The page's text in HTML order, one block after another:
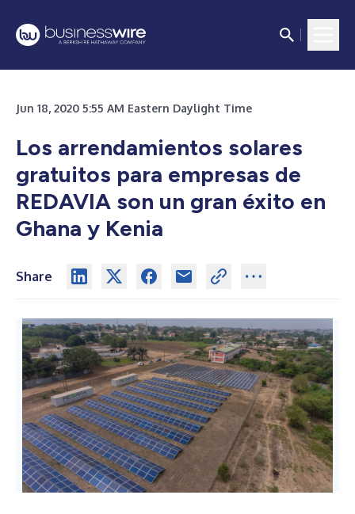
Jun 18, 2020 5:55 AM Eastern Daylight Time
Los arrendamientos solares
gratuitos para empresas de
REDAVIA son un gran éxito en
Ghana y Kenia
Share